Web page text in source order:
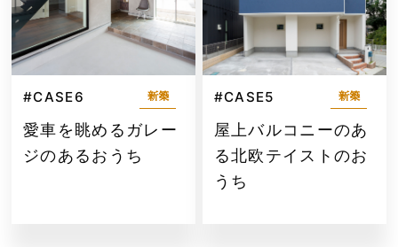
新築
#CASE6
愛車を眺めるガレー
ジのあるおうち
新築
#CASE5
屋上バルコニーのあ
る北欧テイストのお
うち